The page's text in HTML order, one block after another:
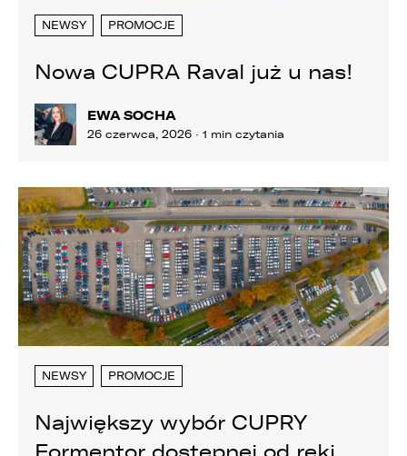
NEWSY PROMOCJE
Nowa CUPRA Raval już u nas!
EWA SOCHA
26 czerwca, 2026 · 1 min czytania
NEWSY PROMOCJE
Największy wybór CUPRY
SKOPIUJ LINK